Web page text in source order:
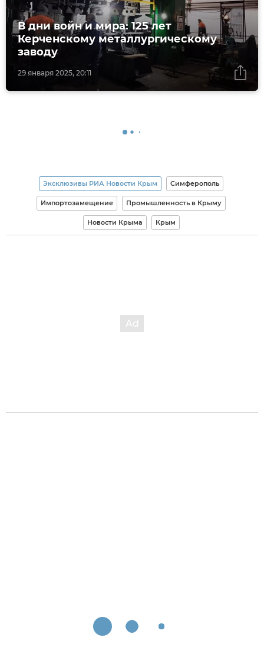
29 января 2025, 20:11
В дни войн и мира: 125 лет
Керченскому металлургическому
заводу
Эксклюзивы РИА Новости Крым Симферополь
Импортозамещение Промышленность в Крыму
Новости Крыма Крым